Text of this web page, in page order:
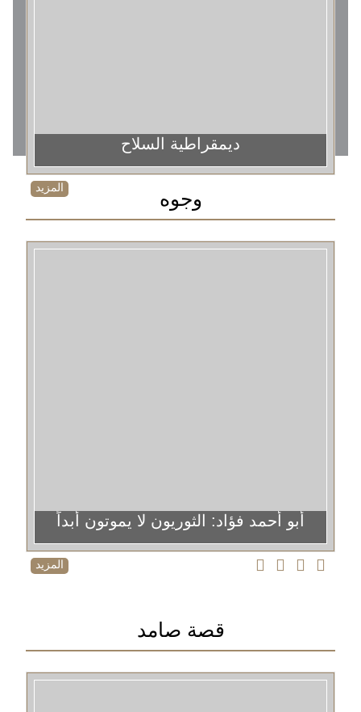
ديمقراطية السلاح
المزيد
وجوه
أبو أحمد فؤاد: الثوريون لا يموتون أبداً
المزيد
قصة صامد